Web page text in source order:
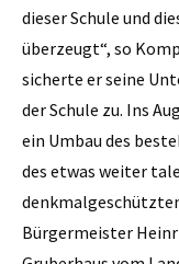
dieser Schule und
überzeugt“, so
sicherte er seine
der Schule zu. Ins
ein Umbau des
des etwas weiter
Bürgermeister